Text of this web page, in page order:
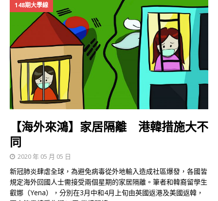
148期大學線
【海外來鴻】家居隔離 港韓措施大不
同
2020 年 05 月 05 日
新冠肺炎肆虐全球，為避免病毒從外地輸入造成社區爆發，各國皆
規定海外回國人士需接受兩個星期的家居隔離。筆者和韓裔留學生
叡娜（Yena），分別在3月中和4月上旬由英國返港及美國返韓，